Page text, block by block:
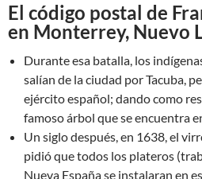
El código postal de
en Monterrey, Nuevo
Durante esa batalla, los
salían de la ciudad por Tacuba,
ejército español; dando como
famoso árbol que se encuentra
Un siglo después, en 1638, el
pidió que todos los plateros
Nueva España se instalaran en